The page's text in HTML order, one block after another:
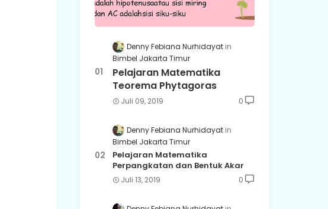
Denny Febiana Nurhidayat
Bimbel Jakarta Timur
Pelajaran Matematika
Teorema Phytagoras
Juli 09, 2019 0
Denny Febiana Nurhidayat
Bimbel Jakarta Timur
Pelajaran Matematika
Perpangkatan dan Bentuk Akar
Juli 13, 2019 0